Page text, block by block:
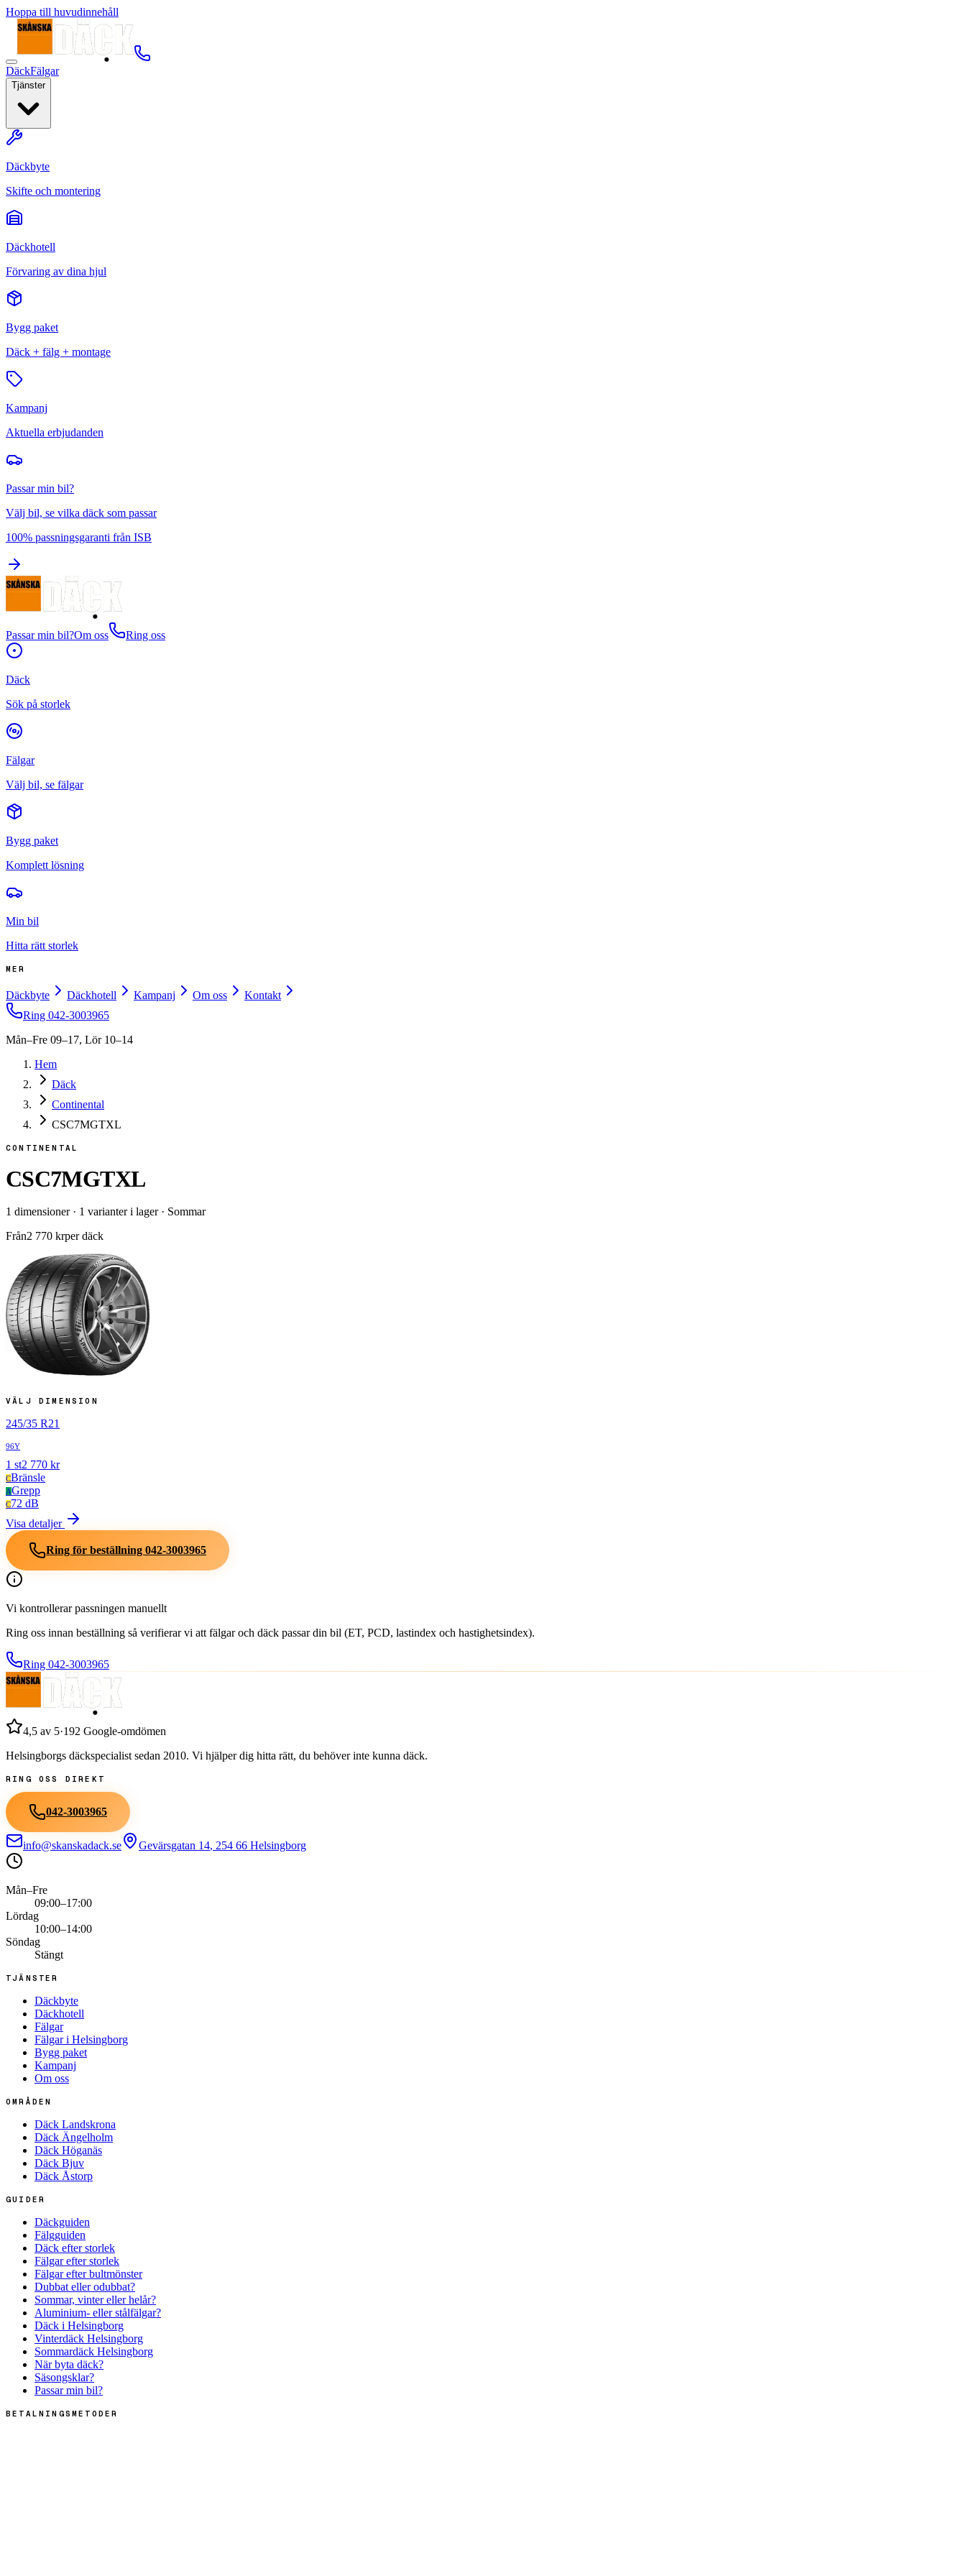
Hoppa till huvudinnehåll
DäckFälgar
Tjänster
Däckbyte
Skifte och montering
Däckhotell
Förvaring av dina hjul
Bygg paket
Däck + fälg + montage
Kampanj
Aktuella erbjudanden
Passar min bil?
Välj bil, se vilka däck som passar
100% passningsgaranti från ISB
Passar min bil?Om oss Ring oss
Däck
Sök på storlek
Fälgar
Välj bil, se fälgar
Bygg paket
Komplett lösning
Min bil
Hitta rätt storlek
MER
Däckbyte Däckhotell Kampanj Om oss
Kontakt
Ring 042-3003965
Mån–Fre 09–17, Lör 10–14
Hem
Däck
Continental
CSC7MGTXL
CONTINENTAL
CSC7MGTXL
1 dimensioner· 1 varianter i lager· Sommar
Från2 770 krper däck
VÄLJ DIMENSION
245/35 R21
96Y
1 st2 770 kr
CBränsle
AGrepp
C72 dB
Visa detaljer
Ring för beställning 042-3003965
Vi kontrollerar passningen manuellt
Ring oss innan beställning så verifierar vi att fälgar och däck passar din bil (ET, PCD, lastindex och hastighetsindex).
Ring 042-3003965
4,5 av 5·192 Google-omdömen
Helsingborgs däckspecialist sedan 2010. Vi hjälper dig hitta rätt, du behöver inte kunna däck.
RING OSS DIREKT
042-3003965
info@skanskadack.se Gevärsgatan 14, 254 66 Helsingborg
Mån–Fre
09:00–17:00
Lördag
10:00–14:00
Söndag
Stängt
TJÄNSTER
Däckbyte
Däckhotell
Fälgar
Fälgar i Helsingborg
Bygg paket
Kampanj
Om oss
OMRÅDEN
Däck Landskrona
Däck Ängelholm
Däck Höganäs
Däck Bjuv
Däck Åstorp
GUIDER
Däckguiden
Fälgguiden
Däck efter storlek
Fälgar efter storlek
Fälgar efter bultmönster
Dubbat eller odubbat?
Sommar, vinter eller helår?
Aluminium- eller stålfälgar?
Däck i Helsingborg
Vinterdäck Helsingborg
Sommardäck Helsingborg
När byta däck?
Säsongsklar?
Passar min bil?
BETALNINGSMETODER